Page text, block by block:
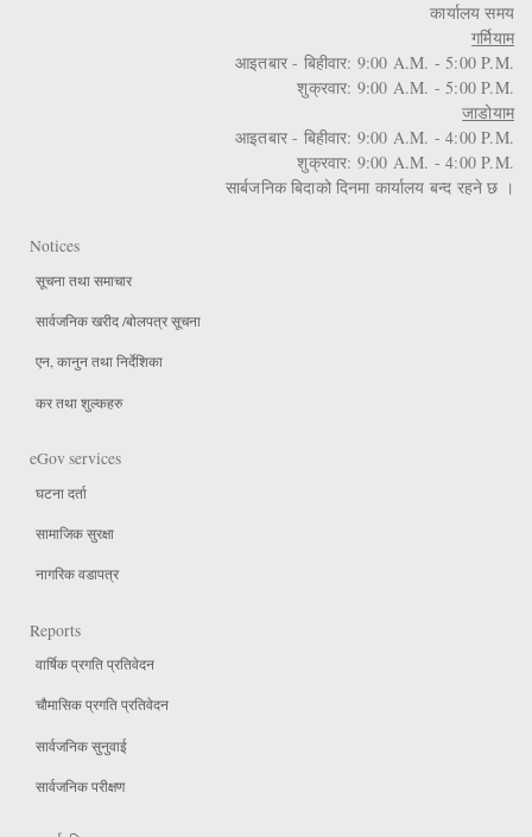
कार्यालय समय
गर्मियाम
आइतबार - बिहीवार: 9:00 A.M. - 5:00 P.M.
शुक्रवार: 9:00 A.M. - 5:00 P.M.
जाडोयाम
आइतबार - बिहीवार: 9:00 A.M. - 4:00 P.M.
शुक्रवार: 9:00 A.M. - 4:00 P.M.
सार्बजनिक बिदाको दिनमा कार्यालय बन्द रहने छ ।
Notices
सूचना तथा समाचार
सार्वजनिक खरीद /बोलपत्र सूचना
एन, कानुन तथा निर्देशिका
कर तथा शुल्कहरु
eGov services
घटना दर्ता
सामाजिक सुरक्षा
नागरिक वडापत्र
Reports
वार्षिक प्रगति प्रतिवेदन
चौमासिक प्रगति प्रतिवेदन
सार्वजनिक सुनुवाई
सार्वजनिक परीक्षण